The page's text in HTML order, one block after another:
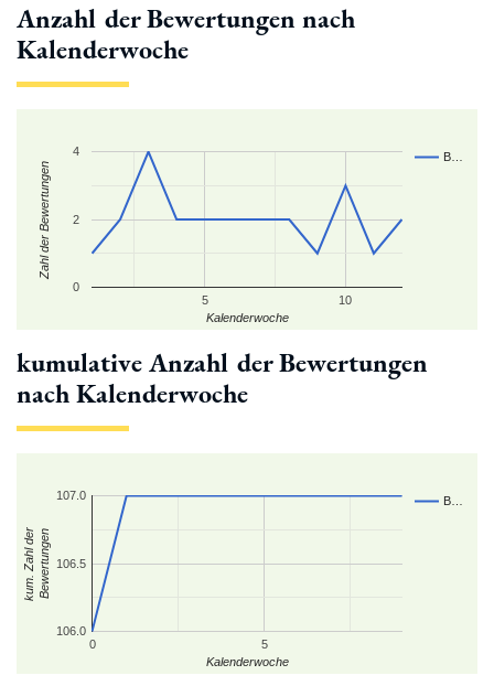
Anzahl der Bewertungen nach
Kalenderwoche
B…
5 10
0
2
4
Kalenderwoche
Zahl der Bewertungen
kumulative Anzahl der Bewertungen
nach Kalenderwoche
B…
0 5
106.0
106.5
107.0
Kalenderwoche
kum. Zahl derBewertungen